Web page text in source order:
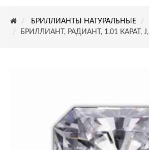
БРИЛЛИАНТЫ НАТУРАЛЬНЫЕ
БРИЛЛИАНТ, РАДИАНТ, 1.01 КАРАТ, J,